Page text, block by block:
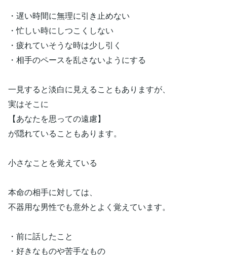
・遅い時間に無理に引き止めない
・忙しい時にしつこくしない
・疲れていそうな時は少し引く
・相手のペースを乱さないようにする
一見すると淡白に見えることもありますが、
実はそこに
【あなたを思っての遠慮】
が隠れていることもあります。
小さなことを覚えている
本命の相手に対しては、
不器用な男性でも意外とよく覚えています。
・前に話したこと
・好きなものや苦手なもの